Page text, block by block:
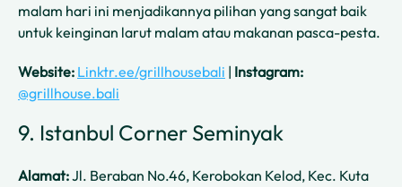
malam hari ini menjadikannya pilihan yang sangat baik
untuk keinginan larut malam atau makanan pasca-pesta.
Website: Linktr.ee/grillhousebali | Instagram:
@grillhouse.bali
9. Istanbul Corner Seminyak
Alamat:Jl. Beraban No.46, Kerobokan Kelod, Kec. Kuta